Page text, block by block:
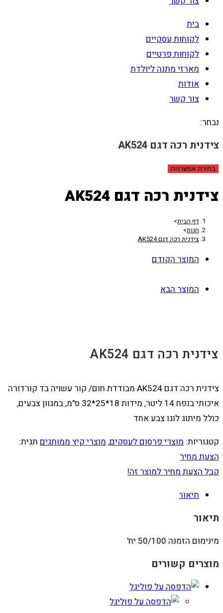
בית
לקוחות עסקיים
לקוחות פרטיים
מארזי מתנה ליולדת
אודות
צור קשר
נבחר:
צידנית רכה דגם AK524
בחירת אפשרויות
צידנית רכה דגם AK524
דף הבית>
חנות>
צידנית רכה דגם AK524
המוצר הקודם
המוצר הבא
צידנית רכה דגם AK524
צידנית רכה דגם AK524 מבודדת חום/ קור עשויה בד קורדורה
איכותי בנפח 14 ליטר, מידות 18*25*32 ס"מ, במגוון צבעים,
כולל מיתוג לוגו צבע אחד
קטגוריות: מוצרי פרסום לעסקים, מוצרי קיץ ממותגים תגית:
הצעת מחיר
קבל הצעת מחיר למוצר זה!
תיאור
תיאור
מינימום הזמנה 50/100 יח'
מוצרים קשורים